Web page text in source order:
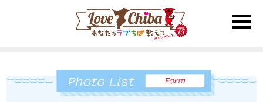
toggle